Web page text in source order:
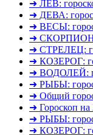
➜ ЛЕВ:
➜ ДЕВА:
➜ ВЕСЫ:
➜ СКОРПИОН:
➜ СТРЕЛЕЦ:
➜ КОЗЕРОГ:
➜ ВОДОЛЕЙ:
➜ РЫБЫ:
➜ Общий
➜ Гороскоп на
➜ РЫБЫ:
➜ КОЗЕРОГ: